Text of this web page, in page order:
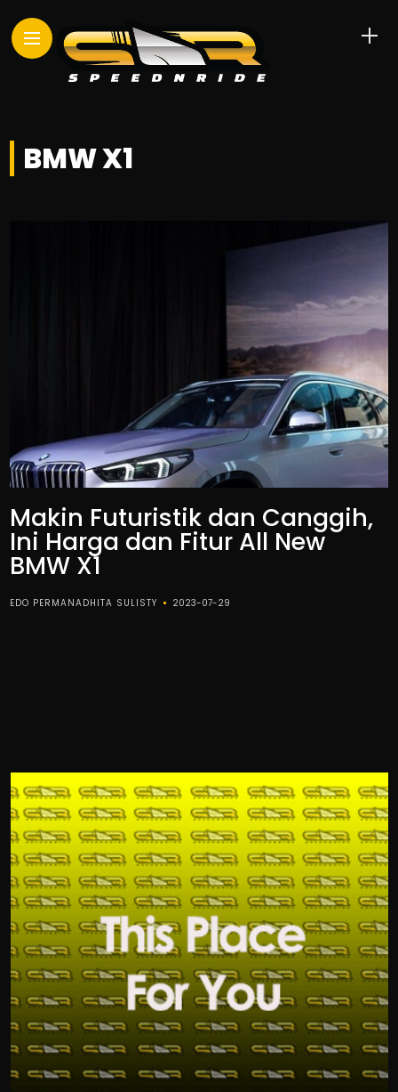
BMW X1
Makin Futuristik dan Canggih,
Ini Harga dan Fitur All New
BMW X1
EDO PERMANADHITA SULISTY 2023-07-29